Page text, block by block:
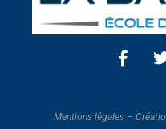
Mentions légales –